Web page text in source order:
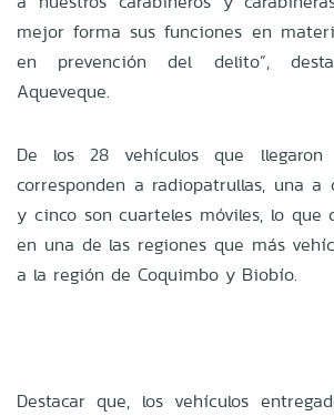
mejor forma sus funciones en
en prevención del delito”,
Aqueveque.
De los 28 vehículos que
corresponden a radiopatrullas, una a
y cinco son cuarteles móviles, lo que
en una de las regiones que más
a la región de Coquimbo y Biobío.
Destacar que, los vehículos